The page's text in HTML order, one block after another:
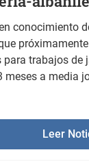
física en
conocimiento
para trabajos de
meses a media
Leer